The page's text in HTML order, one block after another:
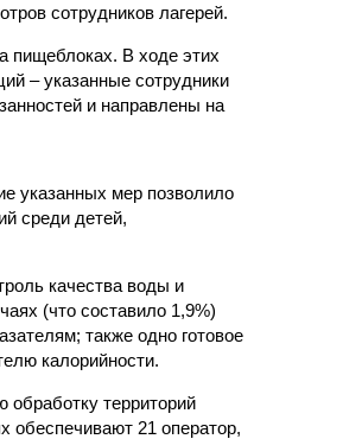
сотрудников лагерей.
пищеблоках. В ходе этих
– указанные сотрудники
и направлены на
указанных мер позволило
среди детей,
качества воды и
(что составило 1,9%)
также одно готовое
калорийности.
территорий
обеспечивают 21 оператор,